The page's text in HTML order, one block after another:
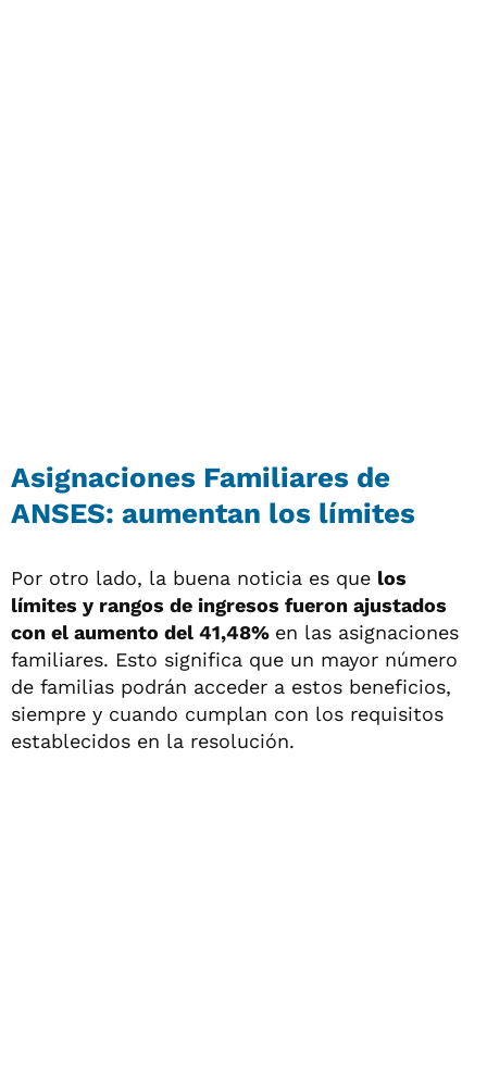
Asignaciones Familiares de
ANSES: aumentan los límites
Por otro lado, la buena noticia es que los
límites y rangos de ingresos fueron ajustados
con el aumento del 41,48% en las asignaciones
familiares. Esto significa que un mayor número
de familias podrán acceder a estos beneficios,
siempre y cuando cumplan con los requisitos
establecidos en la resolución.